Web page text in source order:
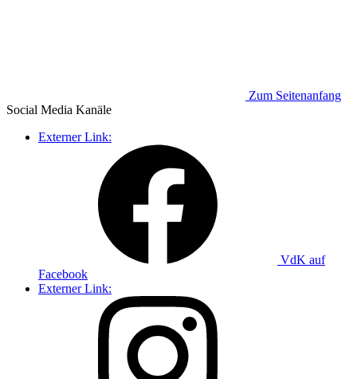
Zum Seitenanfang
Social Media Kanäle
Externer Link:
VdK auf
Facebook
Externer Link: